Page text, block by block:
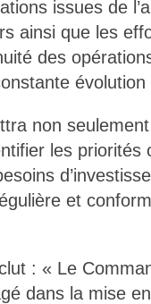
issues de
ainsi que les
des
évolution
non
les priorités
et
: « Le
dans la mise